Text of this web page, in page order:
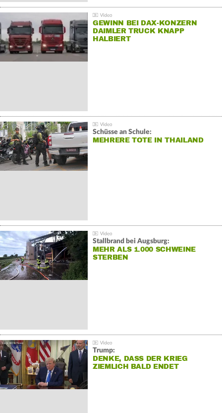
GEWINN BEI DAX-KONZERN
DAIMLER TRUCK KNAPP
HALBIERT
Schüsse an Schule:
MEHRERE TOTE IN THAILAND
Stallbrand bei Augsburg:
MEHR ALS 1.000 SCHWEINE
STERBEN
Trump:
DENKE, DASS DER KRIEG
ZIEMLICH BALD ENDET